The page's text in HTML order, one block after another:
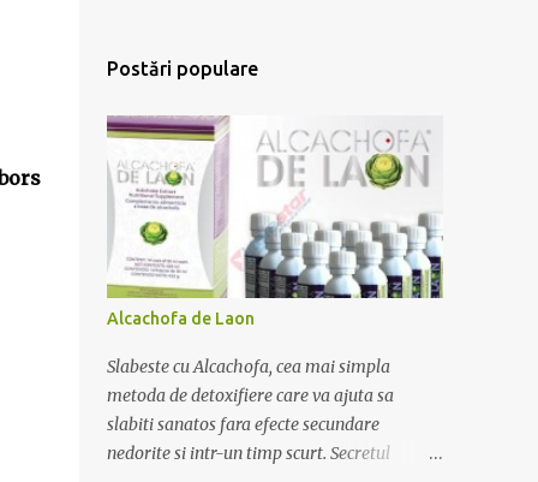
Postări populare
Alcachofa de Laon
Slabeste cu Alcachofa, cea mai simpla
metoda de detoxifiere care va ajuta sa
slabiti sanatos fara efecte secundare
nedorite si intr-un timp scurt. Secretul